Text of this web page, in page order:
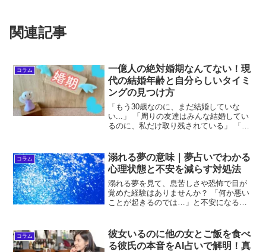
関連記事
コラム
一億人の絶対婚期なんてない！現
代の結婚年齢と自分らしいタイミ
ングの見つけ方
「もう30歳なのに、まだ結婚していな
い...」 「周りの友達はみんな結婚してい
るのに、私だけ取り残されている」 「親
を抱えている方は、決してあなた一人で
はありません。現...
コラム
溺れる夢の意味｜夢占いでわかる
心理状態と不安を減らす対処法
溺れる夢を見て、息苦しさや恐怖で目が
覚めた経験はありませんか？ 「何か悪い
ことが起きるのでは…」と不安になる方
されている心理状態を表すことが多いと
されています。本記事で...
コラム
彼女いるのに他の女とご飯を食べ
る彼氏の本音をAI占いで解明！真